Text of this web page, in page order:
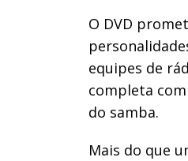
O DVD
equipes de
completa
do samba.
Mais do que